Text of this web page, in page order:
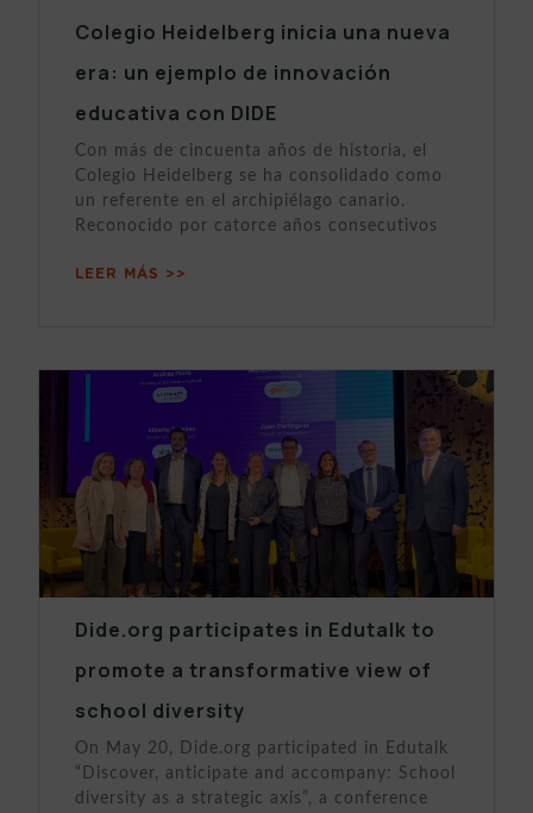
Colegio Heidelberg inicia una nueva
era: un ejemplo de innovación
educativa con DIDE
Con más de cincuenta años de historia, el
Colegio Heidelberg se ha consolidado como
un referente en el archipiélago canario.
Reconocido por catorce años consecutivos
LEER MÁS >>
Dide.org participates in Edutalk to
promote a transformative view of
school diversity
On May 20, Dide.org participated in Edutalk
“Discover, anticipate and accompany: School
diversity as a strategic axis”, a conference